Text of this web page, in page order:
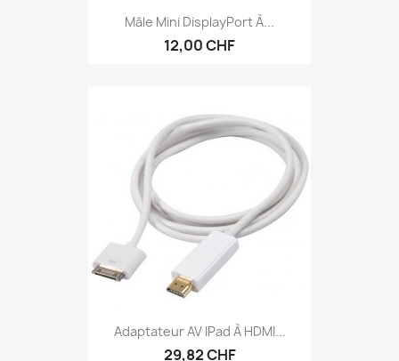
Mâle Mini DisplayPort À...
12,00 CHF
Adaptateur AV IPad À HDMI...
29,82 CHF